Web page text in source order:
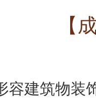
【
容建筑物装